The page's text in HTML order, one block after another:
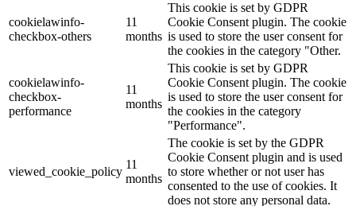
cookielawinfo-
checkbox-others
11
months
This cookie is set by GDPR
Cookie Consent plugin. The cookie
is used to store the user consent for
the cookies in the category "Other.
cookielawinfo-
checkbox-
performance
11
months
This cookie is set by GDPR
Cookie Consent plugin. The cookie
is used to store the user consent for
the cookies in the category
"Performance".
viewed_cookie_policy
11
months
The cookie is set by the GDPR
Cookie Consent plugin and is used
to store whether or not user has
consented to the use of cookies. It
does not store any personal data.